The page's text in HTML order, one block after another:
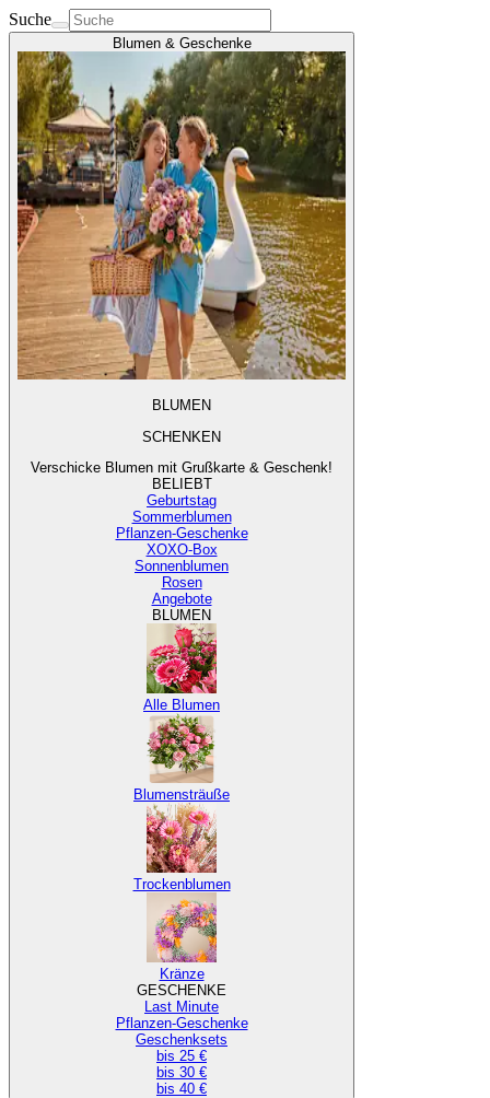
Suche
Blumen & Geschenke
BLUMEN
SCHENKEN
Verschicke Blumen mit Grußkarte & Geschenk!
BELIEBT
Geburtstag
Sommerblumen
Pflanzen-Geschenke
XOXO-Box
Sonnenblumen
Rosen
Angebote
BLUMEN
Alle Blumen
Blumensträuße
Trockenblumen
Kränze
GESCHENKE
Last Minute
Pflanzen-Geschenke
Geschenksets
bis 25 €
bis 30 €
bis 40 €